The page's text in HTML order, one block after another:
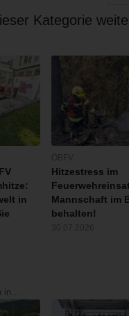
Kategorie
in
in…
Hitzestress im
Mannschaft im
behalten!